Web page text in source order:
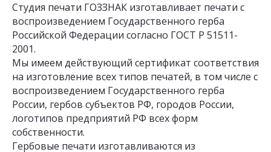
Студия печати ГОЗЗНАК изготавливает печати с
воспроизведением Государственного герба
Российской Федерации согласно ГОСТ Р 51511-
2001.
Мы имеем действующий сертификат соответствия
на изготовление всех типов печатей, в том числе с
воспроизведением Государственного герба
России, гербов субъектов РФ, городов России,
логотипов предприятий РФ всех форм
собственности.
Гербовые печати изготавливаются из